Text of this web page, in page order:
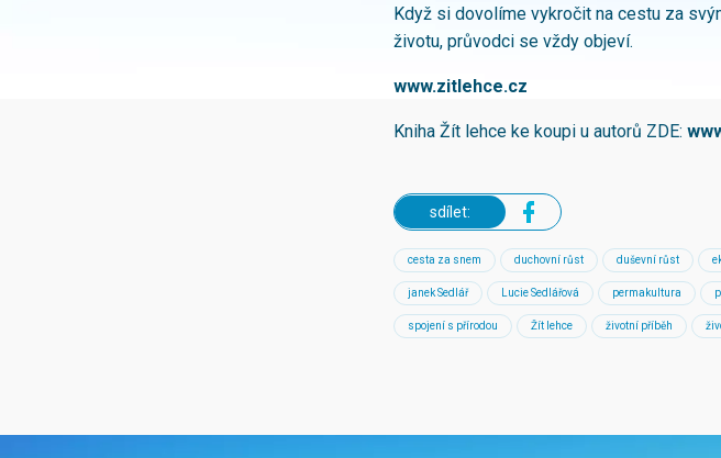
Když si dovolíme vykročit na cestu za
životu, průvodci se vždy objeví.
www.zitlehce.cz
Kniha Žít lehce ke koupi u autorů ZDE:
sdílet:
cesta za snem duchovní růst duševní růst
janek Sedlář Lucie Sedlářová permakultura
spojení s přírodou Žít lehce životní příběh